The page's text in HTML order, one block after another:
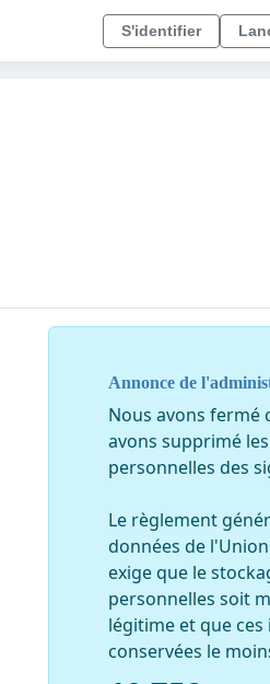
S'identifier
Annonce de
Nous avons fermé
avons supprimé
personnelles des
Le règlement
données de
exige que le
personnelles soit
légitime et que
conservées le